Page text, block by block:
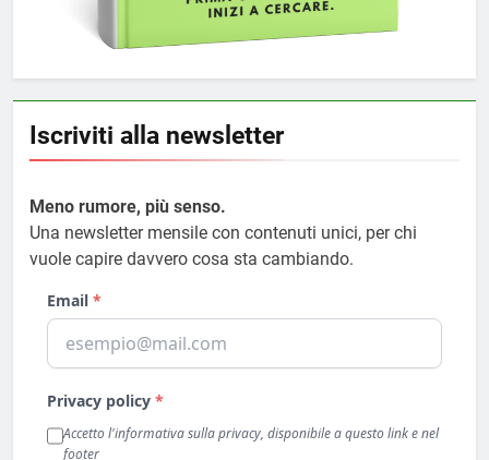
Iscriviti alla newsletter
Meno rumore, più senso.
Una newsletter mensile con contenuti unici, per chi
vuole capire davvero cosa sta cambiando.